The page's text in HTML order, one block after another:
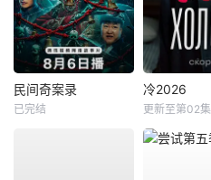
民间奇案录
已完结
冷2026
更新至第02集